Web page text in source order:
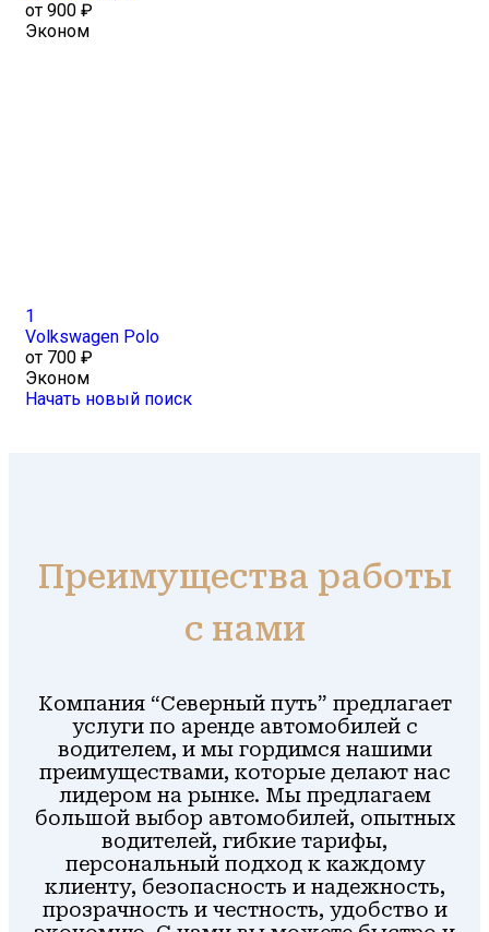
от 900 ₽
Эконом
1
Volkswagen Polo
от 700 ₽
Эконом
Начать новый поиск
Преимущества работы
с нами
Компания “Северный путь” предлагает
услуги по аренде автомобилей с
водителем, и мы гордимся нашими
преимуществами, которые делают нас
лидером на рынке. Мы предлагаем
большой выбор автомобилей, опытных
водителей, гибкие тарифы,
персональный подход к каждому
клиенту, безопасность и надежность,
прозрачность и честность, удобство и